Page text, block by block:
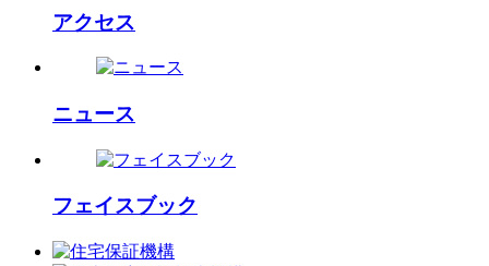
アクセス
ニュース
フェイスブック